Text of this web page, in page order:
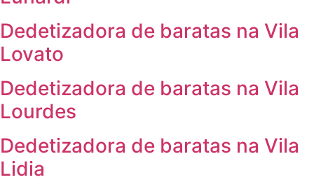
Dedetizadora de baratas na Vila
Lovato
Dedetizadora de baratas na Vila
Lourdes
Dedetizadora de baratas na Vila
Lidia